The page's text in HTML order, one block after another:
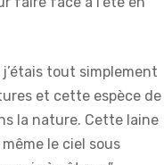
tout simplement
et cette espèce de
la nature. Cette laine
le ciel sous